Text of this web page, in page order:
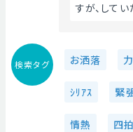
すが、して
検索タグ お洒落
ｼﾘｱｽ 緊
情熱 四